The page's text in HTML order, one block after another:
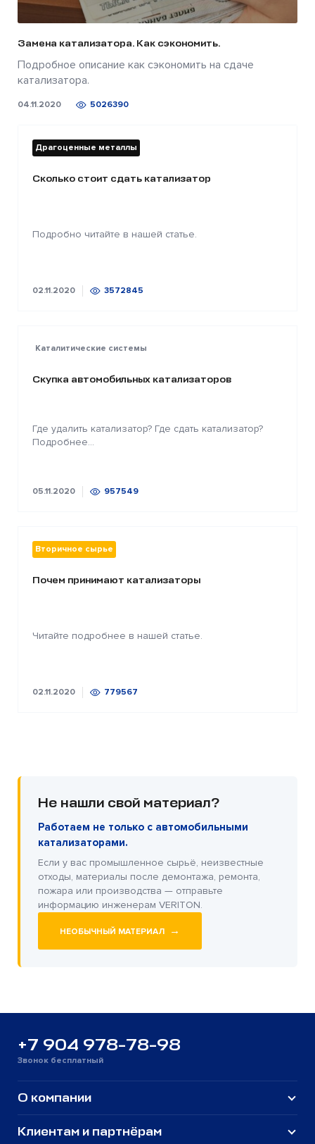
Замена катализатора. Как сэкономить.
Подробное описание как сэкономить на сдаче
катализатора.
04.11.2020 5026390
Драгоценные металлы
Сколько стоит сдать катализатор
Подробно читайте в нашей статье.
02.11.2020 3572845
Каталитические системы
Скупка автомобильных катализаторов
Где удалить катализатор? Где сдать катализатор?
Подробнее...
05.11.2020 957549
Вторичное сырье
Почем принимают катализаторы
Читайте подробнее в нашей статье.
02.11.2020 779567
Не нашли свой материал?
Работаем не только с автомобильными
катализаторами.
Если у вас промышленное сырьё, неизвестные
отходы, материалы после демонтажа, ремонта,
пожара или производства — отправьте
информацию инженерам VERITON.
НЕОБЫЧНЫЙ МАТЕРИАЛ →
+7 904 978-78-98
Звонок бесплатный
О компании
Клиентам и партнёрам